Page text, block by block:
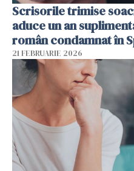
Scrisorile trimise
aduce un an
român condamnat în
21 FEBRUARIE 2026